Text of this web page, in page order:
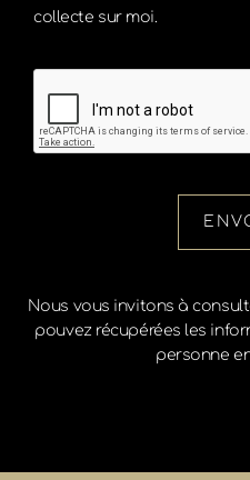
collecte sur moi.
Nous vous invitons à
pouvez récupérées les
personne